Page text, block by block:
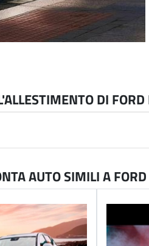
DI
AUTO SIMILI A